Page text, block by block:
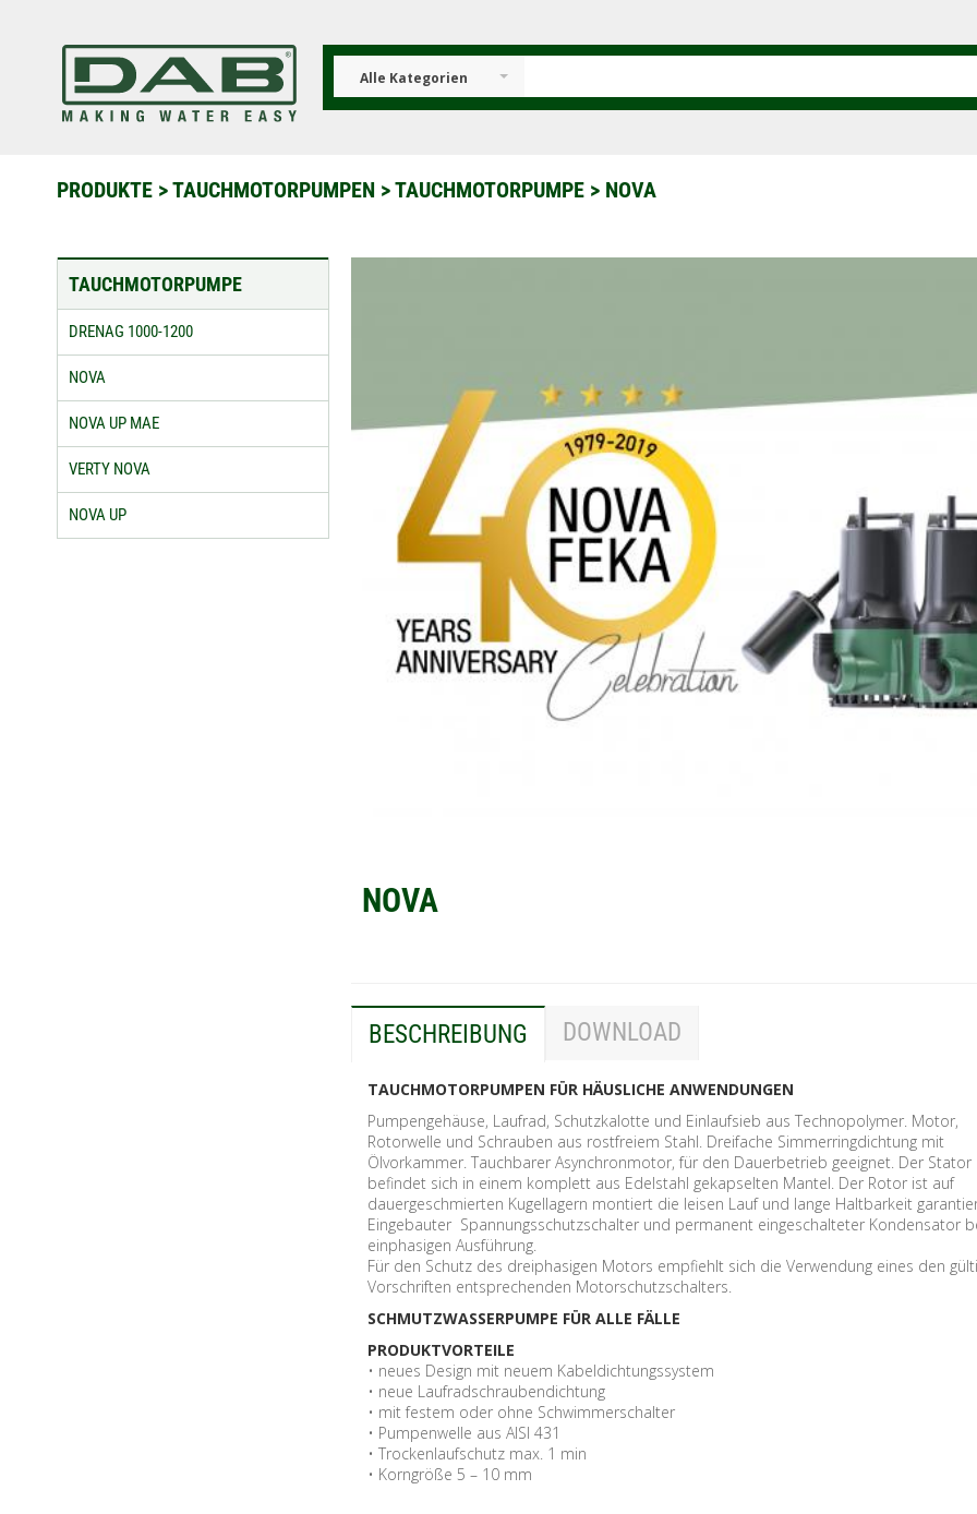
Alle Kategorien
PRODUKTE >TAUCHMOTORPUMPEN >TAUCHMOTORPUMPE > NOVA
TAUCHMOTORPUMPE
DRENAG 1000-1200
NOVA
NOVA UP MAE
VERTY NOVA
NOVA UP
NOVA
BESCHREIBUNG DOWNLOAD
TAUCHMOTORPUMPEN FÜR HÄUSLICHE ANWENDUNGEN
Pumpengehäuse, Laufrad, Schutzkalotte und Einlaufsieb aus Technopolymer. Motor,
Rotorwelle und Schrauben aus rostfreiem Stahl. Dreifache Simmerringdichtung mit
Ölvorkammer. Tauchbarer Asynchronmotor, für den Dauerbetrieb geeignet. Der Stator
befindet sich in einem komplett aus Edelstahl gekapselten Mantel. Der Rotor ist auf
dauergeschmierten Kugellagern montiert die leisen Lauf und lange Haltbarkeit
Eingebauter Spannungsschutzschalter und permanent eingeschalteter Kondensator
einphasigen Ausführung.
Für den Schutz des dreiphasigen Motors empfiehlt sich die Verwendung eines den
Vorschriften entsprechenden Motorschutzschalters.
SCHMUTZWASSERPUMPE FÜR ALLE FÄLLE
PRODUKTVORTEILE
• neues Design mit neuem Kabeldichtungssystem
• neue Laufradschraubendichtung
• mit festem oder ohne Schwimmerschalter
• Pumpenwelle aus AISI 431
• Trockenlaufschutz max. 1 min
• Korngröße 5 – 10 mm